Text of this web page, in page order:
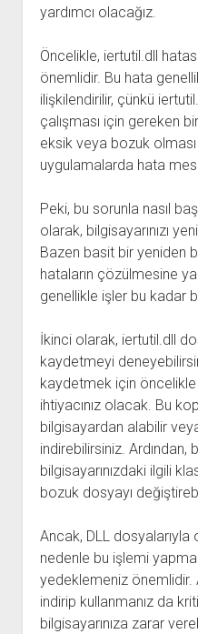
yardımcı olacağız.
Öncelikle, iertutil.dll
önemlidir. Bu hata
ilişkilendirilir, çünkü
çalışması için gereken
eksik veya bozuk
uygulamalarda hata
Peki, bu sorunla nasıl
olarak, bilgisayarınızı
Bazen basit bir yeniden
hataların çözülmesine
genellikle işler bu kadar
İkinci olarak, iertutil.dll
kaydetmeyi
kaydetmek için
ihtiyacınız olacak. Bu
bilgisayardan alabilir
indirebilirsiniz. Ardından,
bilgisayarınızdaki ilgili
bozuk dosyayı
Ancak, DLL
nedenle bu işlemi
yedeklemeniz önemlidir.
indirip kullanmanız da
bilgisayarınıza zarar